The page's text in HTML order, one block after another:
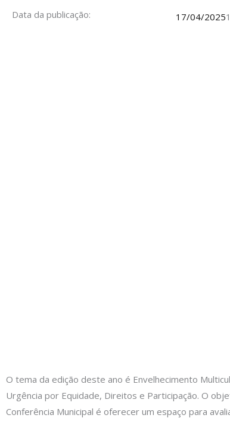
Data da publicação: 17/04/2025
O tema da edição deste ano é Envelhecimento
Urgência por Equidade, Direitos e Participação. O
Conferência Municipal é oferecer um espaço para